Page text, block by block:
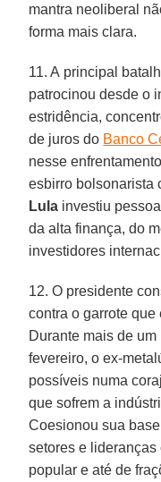
mantra neoliberal
forma mais clara.
11. A principal
patrocinou desde o
estridência,
de juros do Banco
nesse
esbirro bolsonarista
Lula investiu
da alta finança, do
investidores
12. O presidente
contra o garrote
Durante mais de
fevereiro, o ex-
possíveis numa
que sofrem a
Coesionou sua
setores e
popular e até de